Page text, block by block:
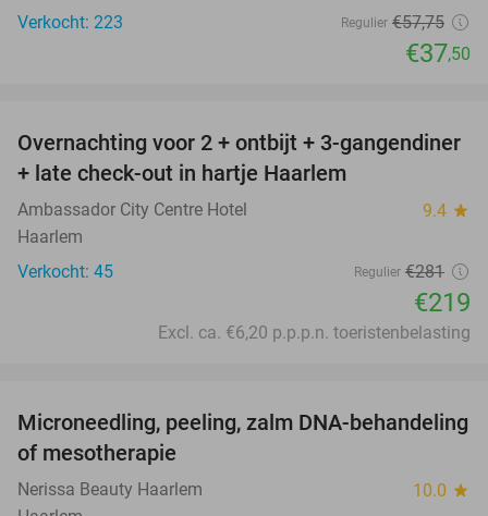
Verkocht: 223
Regulier €57,75
€37,50
22%
Overnachting voor 2 + ontbijt + 3-gangendiner
+ late check-out in hartje Haarlem
Ambassador City Centre Hotel 9.4 star
Haarlem
Verkocht: 45
Regulier €281
€219
Excl. ca. €6,20 p.p.p.n. toeristenbelasting
50%
Microneedling, peeling, zalm DNA-behandeling
of mesotherapie
Nerissa Beauty Haarlem 10.0 star